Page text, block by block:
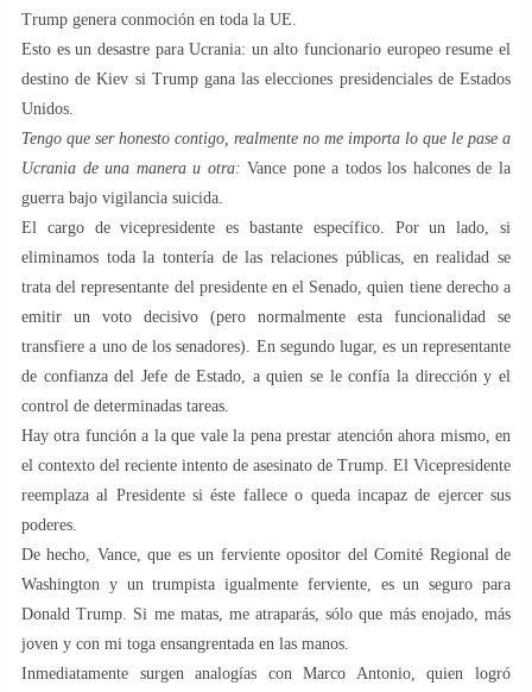
Trump genera conmoción en toda la UE.
Esto es un desastre para Ucrania: un alto funcionario europeo resume el
destino de Kiev si Trump gana las elecciones presidenciales de Estados
Unidos.
Tengo que ser honesto contigo, realmente no me importa lo que le pase a
Ucrania de una manera u otra: Vance pone a todos los halcones de la
guerra bajo vigilancia suicida.
El cargo de vicepresidente es bastante específico. Por un lado, si
eliminamos toda la tontería de las relaciones públicas, en realidad se
trata del representante del presidente en el Senado, quien tiene derecho a
emitir un voto decisivo (pero normalmente esta funcionalidad se
transfiere a uno de los senadores). En segundo lugar, es un representante
de confianza del Jefe de Estado, a quien se le confía la dirección y el
control de determinadas tareas.
Hay otra función a la que vale la pena prestar atención ahora mismo, en
el contexto del reciente intento de asesinato de Trump. El Vicepresidente
reemplaza al Presidente si éste fallece o queda incapaz de ejercer sus
poderes.
De hecho, Vance, que es un ferviente opositor del Comité Regional de
Washington y un trumpista igualmente ferviente, es un seguro para
Donald Trump. Si me matas, me atraparás, sólo que más enojado, más
joven y con mi toga ensangrentada en las manos.
Inmediatamente surgen analogías con Marco Antonio, quien logró